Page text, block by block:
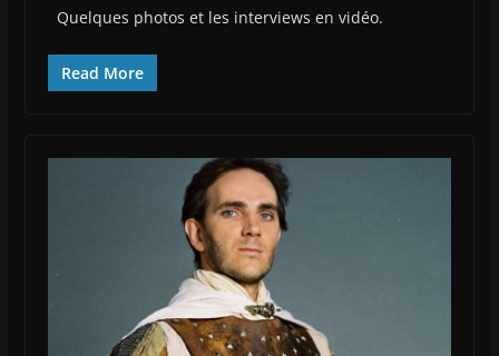
Quelques photos et les interviews en vidéo.
Read More